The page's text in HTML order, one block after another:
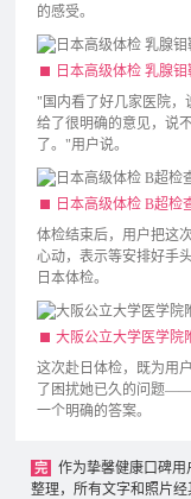
的感受。
日本高级体检 乳腺钼
"国内看了好几家医院，
给了很明确的意见，说
了。"用户说。
日本高级体检 B超检
体检结束后，用户把这
心动，表示等安排好手
日本体检。
大阪公立大学医学院
这次赴日体检，既为用
了困扰她已久的问题
一个明确的答案。
完
作为挚馨健康口碑
整理，所有文字和照片